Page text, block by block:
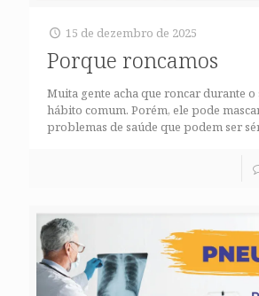
15 de dezembro de 2025
Porque roncamos
Muita gente acha que roncar durante o
hábito comum. Porém, ele pode
problemas de saúde que podem ser